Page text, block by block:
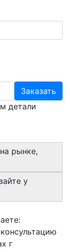
Заказать
детали
рынке,
у
г